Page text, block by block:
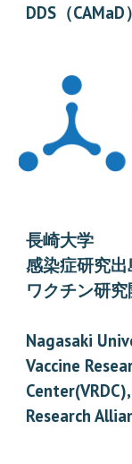
DDS（CAMaD）
長崎大学
感染症研究
ワクチン研
Nagasaki
Vaccine
Research